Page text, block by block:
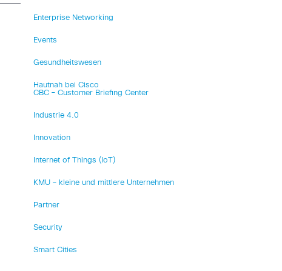
Enterprise Networking
Events
Gesundheitswesen
Hautnah bei Cisco
CBC – Customer Briefing Center
Industrie 4.0
Innovation
Internet of Things (IoT)
KMU – kleine und mittlere Unternehmen
Partner
Security
Smart Cities